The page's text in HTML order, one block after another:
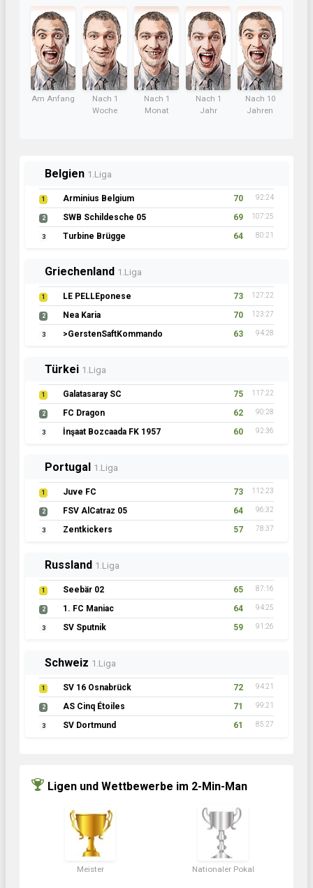
Am Anfang
Nach 1
Woche
Nach 1
Monat
Nach 1
Jahr
Nach 10
Jahren
Belgien 1.Liga
1 Arminius Belgium 70 92:24
2 SWB Schildesche 05 69 107:25
3 Turbine Brügge 64 80:21
Griechenland 1.Liga
1 LE PELLEponese 73 127:22
2 Nea Karia 70 123:27
3 >GerstenSaftKommando 63 94:28
Türkei 1.Liga
1 Galatasaray SC 75 117:22
2 FC Dragon 62 90:28
3 İnşaat Bozcaada FK 1957 60 92:36
Portugal 1.Liga
1 Juve FC 73 112:23
2 FSV AlCatraz 05 64 96:32
3 Zentkickers 57 78:37
Russland 1.Liga
1 Seebär 02 65 87:16
2 1. FC Maniac 64 94:25
3 SV Sputnik 59 91:26
Schweiz 1.Liga
1 SV 16 Osnabrück 72 94:21
2 AS Cinq Étoiles 71 99:21
3 SV Dortmund 61 85:27
Ligen und Wettbewerbe im 2-Min-Man
Meister Nationaler Pokal